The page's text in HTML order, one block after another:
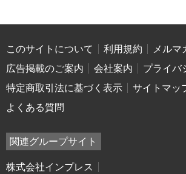
このサイトについて 利用規約
メルマ
広告掲載のご案内
会社案内
プライバ
特定商取引法に基づく表示
サイトマッ
よくある質問
関連グループサイト
株式会社インプレス